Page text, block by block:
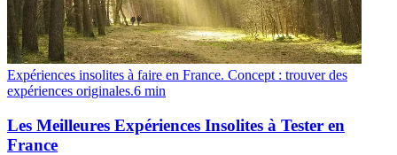
Expériences insolites à faire en France. Concept : trouver des
expériences originales.6 min
Les Meilleures Expériences Insolites à Tester en
France